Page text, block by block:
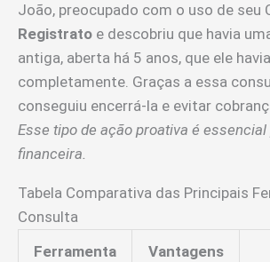
João, preocupado com o uso de seu
Registrato e descobriu que havia
antiga, aberta há 5 anos, que ele
completamente. Graças a essa
conseguiu encerrá-la e evitar
Esse tipo de ação proativa é essencial
financeira.
Tabela Comparativa das Principais
Consulta
Ferramenta
Vantagens